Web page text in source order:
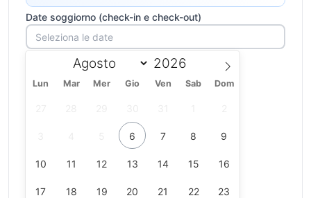
Date soggiorno (check-in e check-out)
Lun Mar Mer Gio Ven Sab Dom
6 7 8 9
10 11 12 13 14 15 16
17 18 19 20 21 22 23